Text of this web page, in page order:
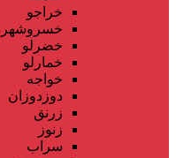
خراجو
خسروشهر
خضرلو
خمارلو
خواجه
دوزدوزان
زرنق
زنوز
سراب